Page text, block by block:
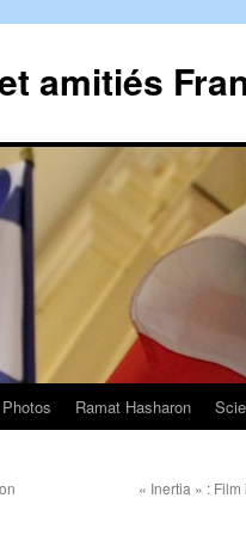
amitiés
Photos Ramat Hasharon
« Inertia » :